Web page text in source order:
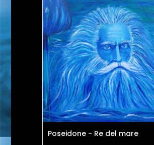
Poseidone - Re del mare